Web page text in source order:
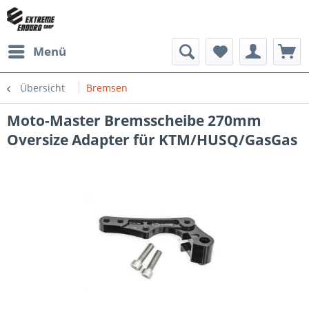
Menü
Übersicht Bremsen
Moto-Master Bremsscheibe 270mm
Oversize Adapter für KTM/HUSQ/GasGas